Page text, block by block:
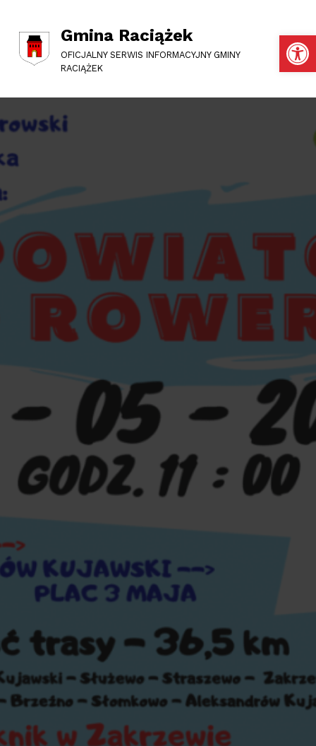
Otwórz pasek narzędzi
Gmina Raciążek
OFICJALNY SERWIS INFORMACYJNY GMINY
RACIĄŻEK